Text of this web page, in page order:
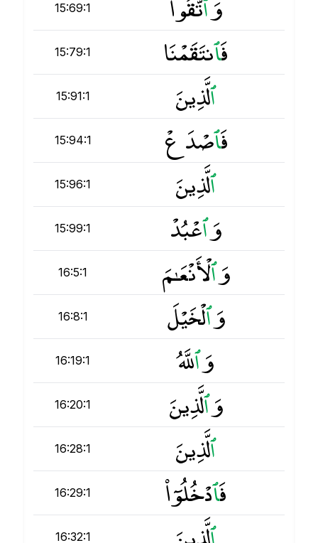
15:69:1
15:79:1 فَٱنتَقَمْنَا
15:91:1 ٱلَّذِينَ
15:94:1 فَٱصْدَعْ
15:96:1 ٱلَّذِينَ
15:99:1 وَٱعْبُدْ
16:5:1 وَٱلْأَنْعَـٰمَ
16:8:1 وَٱلْخَيْلَ
16:19:1 وَٱللَّهُ
16:20:1 وَٱلَّذِينَ
16:28:1 ٱلَّذِينَ
16:29:1 فَٱدْخُلُوٓا۟
16:32:1